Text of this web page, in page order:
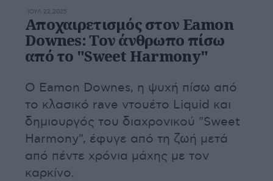
ΙΟΥΛ 22,2025
Αποχαιρετισμός στον Eamon
Downes: Τον άνθρωπο πίσω
από το "Sweet Harmony"
Ο Eamon Downes, η ψυχή πίσω από
το κλασικό rave ντουέτο Liquid και
δημιουργός του διαχρονικού "Sweet
Harmony", έφυγε από τη ζωή μετά
από πέντε χρόνια μάχης με τον
καρκίνο.